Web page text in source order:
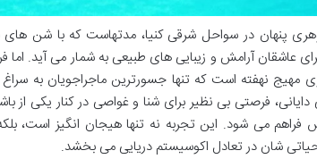
پنهان در سواحل شرقی کنیا، مدتهاست که با شن
عاشقان آرامش و زیبایی های طبیعی به شمار می آید. اما
مهیج نهفته است که تنها جسورترین ماجراجویان به
دایانی، فرصتی بی نظیر برای شنا و غواصی در کنار یکی از
فراهم می شود. این تجربه نه تنها هیجان انگیز است،
شان در تعادل اکوسیستم دریایی می بخشد.